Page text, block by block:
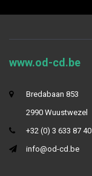
www.od-cd.be
Bredabaan 853
2990 Wuustwezel
+32 (0) 3 633 87 40
info@od-cd.be